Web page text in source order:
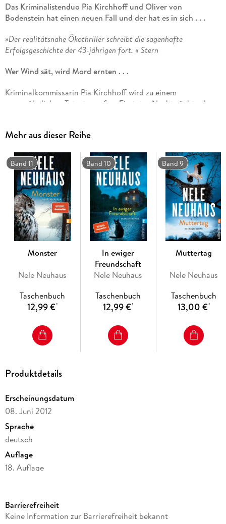
Das Kriminalistenduo Pia Kirchhoff und Oliver von
Bodenstein hat einen neuen Fall und der hat es in sich . . .
»Der realitätsnahe Ökothriller schreibt die sagenhafte
Erfolgsgeschichte der 43-jährigen fort. « Stern
Wer Wind sät, wird Mord ernten . . .
Kriminalkommissarin Pia Kirchhoff wird zu einem
ungewöhnlichen Tatort gerufen: Ein toter Nachtwächter lag
Bodenstein ermittelt Pia im Umkreis einer Bürgerinitiative,
sie auf ein Grundstück im Taunus, das plötzlich zwei Millionen
wert ist - und einen Mann das Leben kostet. . .
*** Nele-Neuhaus- und Krimi-Fans werden dieses Buch
verschlingen! Packend und voller Intrigen: Werden sie dem
Täter auf die Spur kommen? ***
Mehr aus dieser Reihe
Band 11
Monster
Nele Neuhaus
Taschenbuch
12,99 €*
Band 10
In ewiger
Freundschaft
Nele Neuhaus
Taschenbuch
12,99 €*
Band 9
Muttertag
Nele Neuhaus
Taschenbuch
13,00 €*
Produktdetails
Erscheinungsdatum
08. Juni 2012
Sprache
deutsch
Auflage
18. Auflage
Reihe
Barrierefreiheit
Keine Information zur Barrierefreiheit bekannt